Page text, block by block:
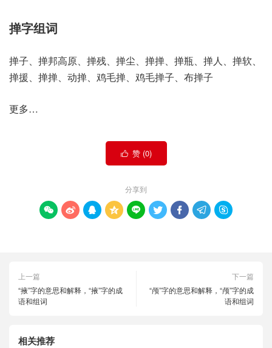
掸字组词
掸子、掸邦高原、掸残、掸尘、掸掸、掸瓶、掸人、掸软、
掸援、掸掸、动掸、鸡毛掸、鸡毛掸子、布掸子
更多…
 赞 (0)
分享到
        
上一篇
“掖”字的意思和解释，“掖”字的成
语和组词
下一篇
“颅”字的意思和解释，“颅”字的成
语和组词
相关推荐